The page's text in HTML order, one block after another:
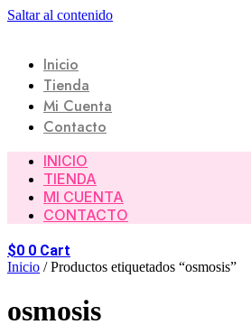
Saltar al contenido
Inicio
Tienda
Mi Cuenta
Contacto
INICIO
TIENDA
MI CUENTA
CONTACTO
$0 0 Cart
Inicio / Productos etiquetados “osmosis”
osmosis